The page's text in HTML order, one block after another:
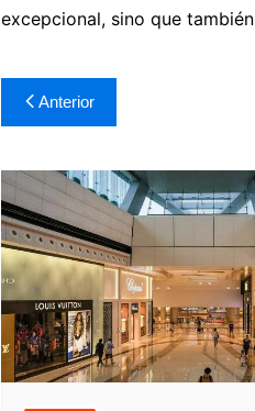
excepcional, sino que
Navegación
de
entradas
Anterior